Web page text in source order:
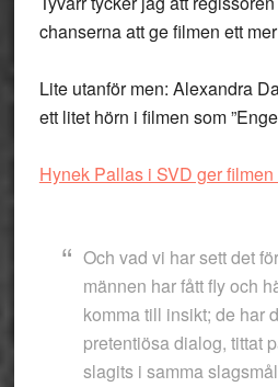
chanserna att ge filmen ett
Lite utanför men: Alexandra
ett litet hörn i filmen som
Hynek Pallas i SVD ger
Och vad vi har sett det
männen har fått fly och
komma till insikt; de har
pretentiösa dialog, tittat
slagits i samma